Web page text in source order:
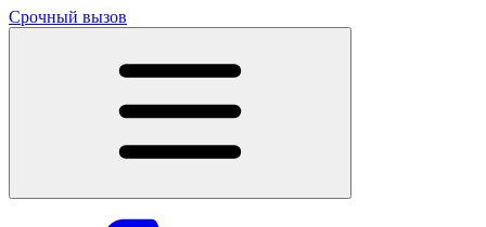
Срочный вызов